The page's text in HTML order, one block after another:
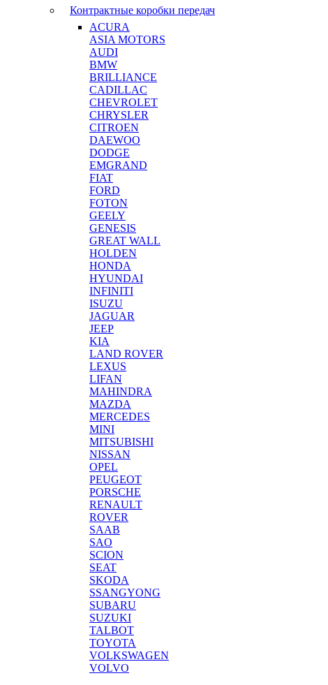
Контрактные коробки передач
ACURA
ASIA MOTORS
AUDI
BMW
BRILLIANCE
CADILLAC
CHEVROLET
CHRYSLER
CITROEN
DAEWOO
DODGE
EMGRAND
FIAT
FORD
FOTON
GEELY
GENESIS
GREAT WALL
HOLDEN
HONDA
HYUNDAI
INFINITI
ISUZU
JAGUAR
JEEP
KIA
LAND ROVER
LEXUS
LIFAN
MAHINDRA
MAZDA
MERCEDES
MINI
MITSUBISHI
NISSAN
OPEL
PEUGEOT
PORSCHE
RENAULT
ROVER
SAAB
SAO
SCION
SEAT
SKODA
SSANGYONG
SUBARU
SUZUKI
TALBOT
TOYOTA
VOLKSWAGEN
VOLVO